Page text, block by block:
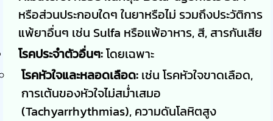
หรือส่วนประกอบใดๆ ในยาหรือไม่ รวมถึงประวัติการ
แพ้ยาอื่นๆ เช่น Sulfa หรือแพ้อาหาร, สี, สารกันเสีย
โรคประจำตัวอื่นๆ:โดยเฉพาะ
โรคหัวใจและหลอดเลือด: เช่น โรคหัวใจขาดเลือด,
การเต้นของหัวใจไม่สม่ำเสมอ
(Tachyarrhythmias), ความดันโลหิตสูง